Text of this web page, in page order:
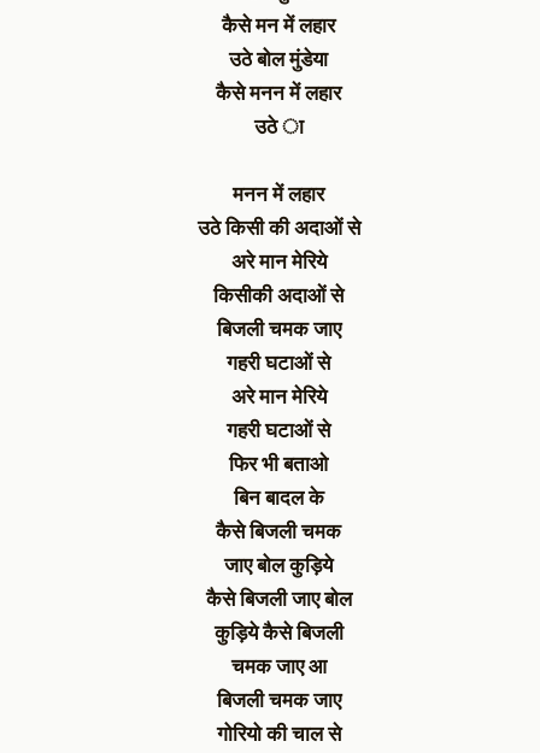
कैसे मन में लहार
उठे बोल मुंडेया
कैसे मनन में लहार
उठे ा
मनन में लहार
उठे किसी की अदाओं से
अरे मान मेरिये
किसीकी अदाओं से
बिजली चमक जाए
गहरी घटाओं से
अरे मान मेरिये
गहरी घटाओं से
फिर भी बताओ
बिन बादल के
कैसे बिजली चमक
जाए बोल कुड़िये
कैसे बिजली जाए बोल
कुड़िये कैसे बिजली
चमक जाए आ
बिजली चमक जाए
गोरियो की चाल से